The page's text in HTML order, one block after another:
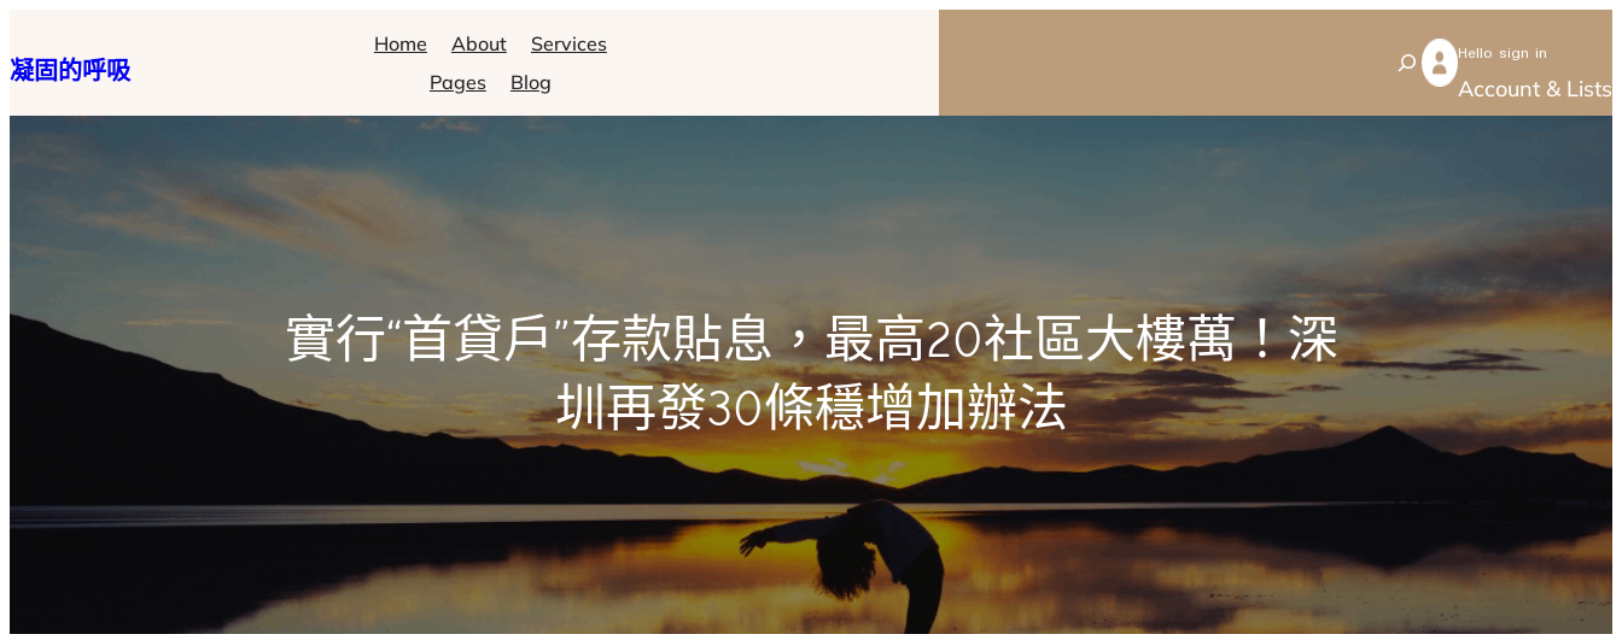
至
主
凝固的呼吸
Home About
Services
Pages
Blog
S
e
Hello sign in
Account & Lists
實行“首貸戶”存款貼息，最高20社區大樓萬！深
圳再發30條穩增加辦法